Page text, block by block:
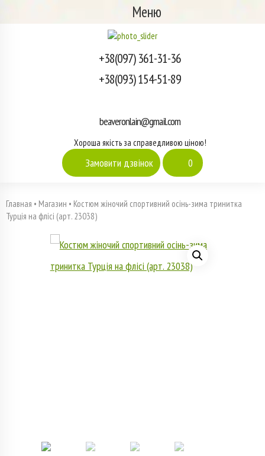
Меню
+38(097) 361-31-36
+38(093) 154-51-89
beaveronlain@gmail.com
Хороша якість за справедливою ціною!
Замовити дзвінок 0
Главная • Магазин • Костюм жіночий спортивний осінь-зима тринитка
Турція на флісі (арт. 23038)